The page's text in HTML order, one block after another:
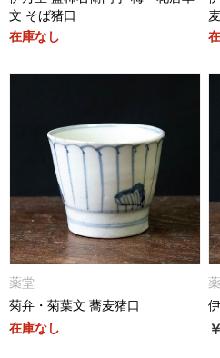
文 そば猪口
在庫なし
薬堂
菊弁・菊葉文 蕎麦猪口
在庫なし
￥